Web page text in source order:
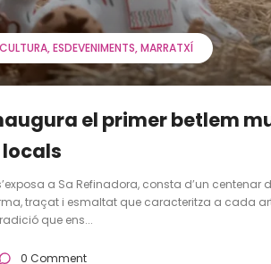
CULTURA ESDEVENIMENTS MARRATXÍ
el primer betlem
a Sa Refinadora, consta d’un
traçat i esmaltat que caracteritza a cada
que ens...
0 Comment